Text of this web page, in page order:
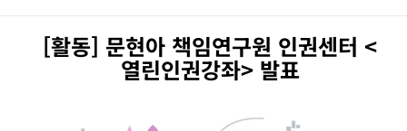
[활동] 문현아 책임연구원 인권센터 <
열린인권강좌> 발표